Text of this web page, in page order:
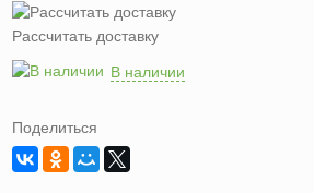
Рассчитать доставку
В наличии
Поделиться